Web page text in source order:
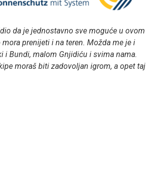
da je jednostavno sve moguće u ovom
prenijeti i na teren. Možda me je i
i Bundi, malom Gnjidiću i svima nama.
moraš biti zadovoljan igrom, a opet taj